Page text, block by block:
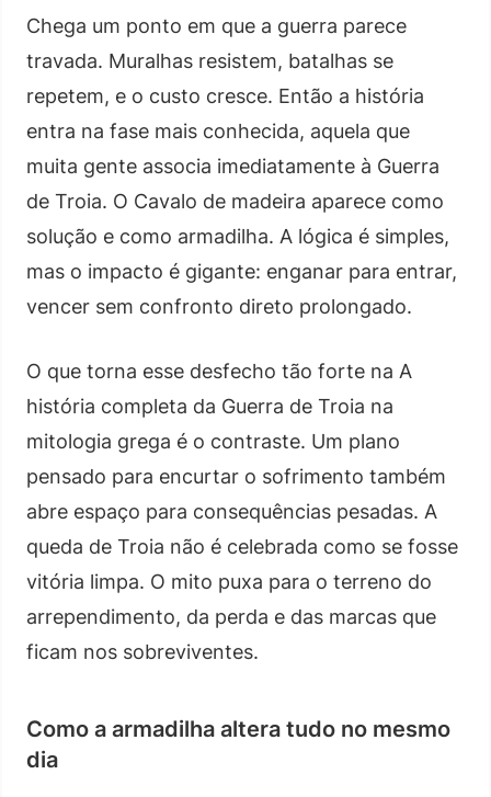
Chega um ponto em que a guerra parece
travada. Muralhas resistem, batalhas se
repetem, e o custo cresce. Então a história
entra na fase mais conhecida, aquela que
muita gente associa imediatamente à Guerra
de Troia. O Cavalo de madeira aparece como
solução e como armadilha. A lógica é simples,
mas o impacto é gigante: enganar para entrar,
vencer sem confronto direto prolongado.
O que torna esse desfecho tão forte na A
história completa da Guerra de Troia na
mitologia grega é o contraste. Um plano
pensado para encurtar o sofrimento também
abre espaço para consequências pesadas. A
queda de Troia não é celebrada como se fosse
vitória limpa. O mito puxa para o terreno do
arrependimento, da perda e das marcas que
ficam nos sobreviventes.
Como a armadilha altera tudo no mesmo
dia